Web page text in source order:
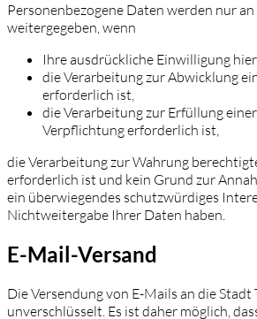
Personenbezogene Daten werden nur
weitergegeben, wenn
Ihre ausdrückliche Einwilligung
die Verarbeitung zur Abwicklung
erforderlich ist,
die Verarbeitung zur Erfüllung
Verpflichtung erforderlich ist,
die Verarbeitung zur Wahrung
erforderlich ist und kein Grund zur
ein überwiegendes schutzwürdiges
Nichtweitergabe Ihrer Daten haben.
E-Mail-Versand
Die Versendung von E-Mails an die Stadt
unverschlüsselt. Es ist daher möglich,